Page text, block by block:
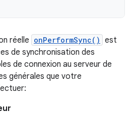
réelle onPerformSync() est
de synchronisation des
de connexion au serveur de
générales que votre